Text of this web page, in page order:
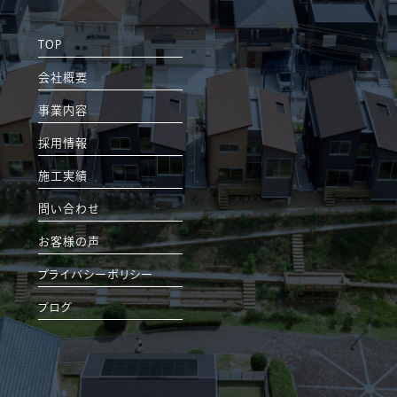
TOP
会社概要
事業内容
採用情報
施工実績
問い合わせ
お客様の声
プライバシーポリシー
ブログ